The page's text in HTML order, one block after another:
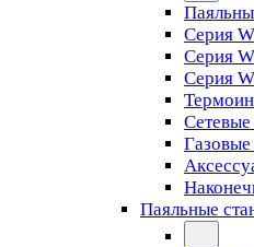
Серия
Серия
Серия
Паяльные